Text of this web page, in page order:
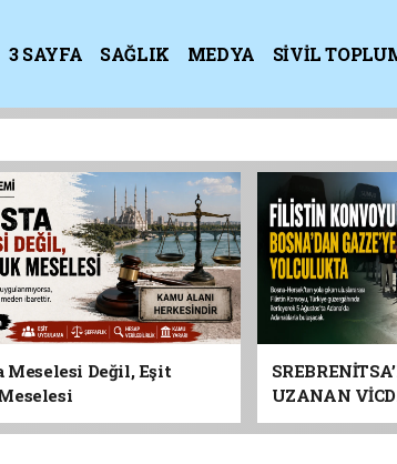
3 SAYFA SAĞLIK MEDYA SİVİL
Değil, Eşit
UZANAN
ADANA’YA